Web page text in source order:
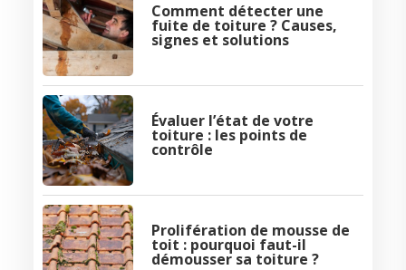
Comment détecter une
fuite de toiture ? Causes,
signes et solutions
Évaluer l’état de votre
toiture : les points de
contrôle
Prolifération de mousse de
toit : pourquoi faut-il
démousser sa toiture ?